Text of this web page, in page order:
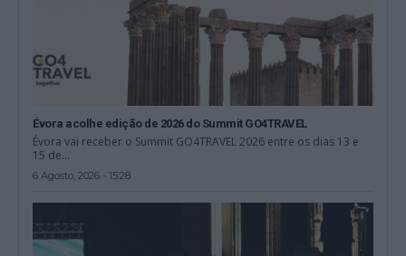
Évora acolhe edição de 2026 do Summit GO4TRAVEL
Évora vai receber o Summit GO4TRAVEL 2026 entre os dias 13 e
15 de...
6 Agosto, 2026 - 15:28